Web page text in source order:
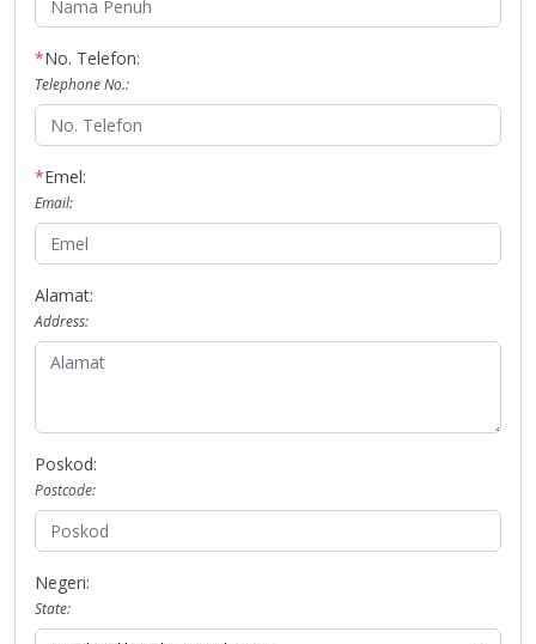
*No. Telefon:
Telephone No.:
*Emel:
Email:
Alamat:
Address:
Poskod:
Postcode:
Negeri:
State: